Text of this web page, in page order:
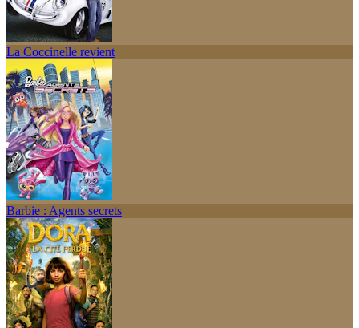
La Coccinelle revient
Barbie : Agents secrets